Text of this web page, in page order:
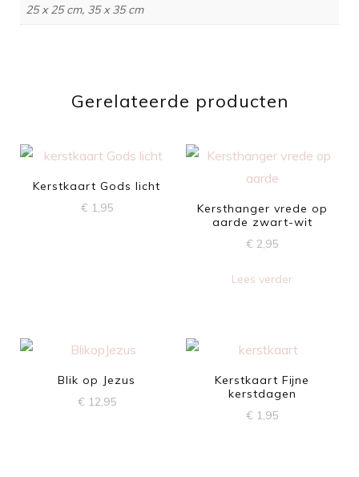
25 x 25 cm, 35 x 35 cm
Gerelateerde producten
Kerstkaart Gods licht
€ 1,95
Kersthanger vrede op
aarde zwart-wit
€ 2,95
Lees verder
Blik op Jezus
€ 12,95
Kerstkaart Fijne
kerstdagen
€ 1,95